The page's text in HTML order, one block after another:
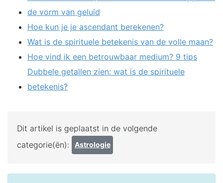
de vorm van geluid
Hoe kun je je ascendant berekenen?
Wat is de spirituele betekenis van de volle maan?
Hoe vind ik een betrouwbaar medium? 9 tips
Dubbele getallen zien: wat is de spirituele
betekenis?
Dit artikel is geplaatst in de volgende
categorie(ën):
Astrologie